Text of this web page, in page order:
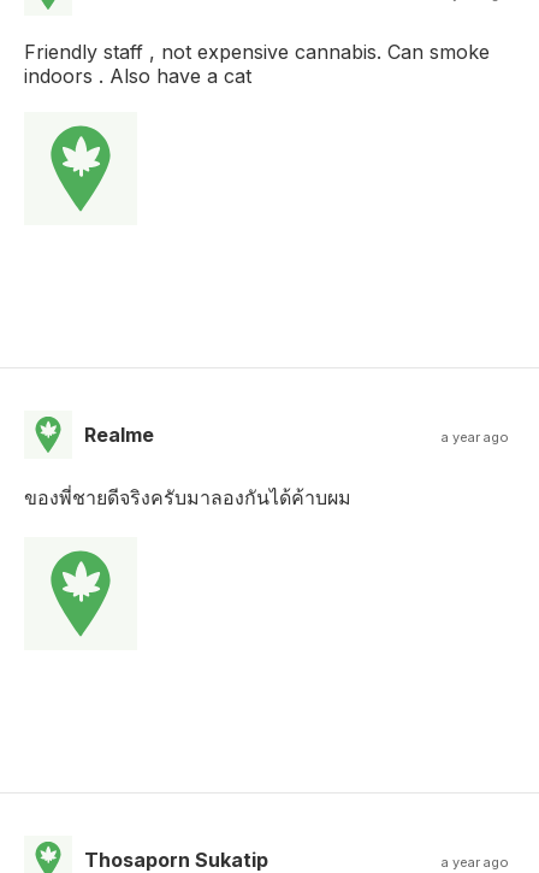
Friendly staff , not expensive cannabis. Can smoke
indoors . Also have a cat
Realme a year ago
ของพี่ชายดีจริงครับมาลองกันได้ค้าบผม
Thosaporn Sukatip a year ago